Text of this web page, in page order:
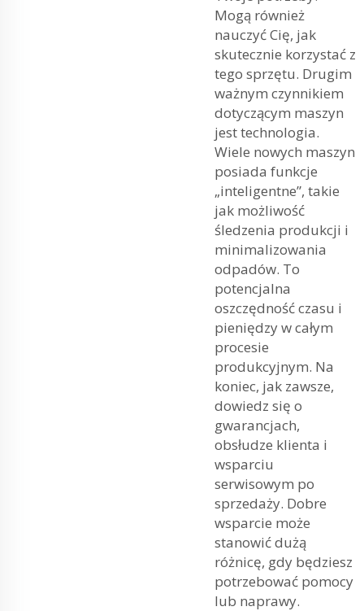
Mogą również
nauczyć Cię, jak
skutecznie korzystać z
tego sprzętu. Drugim
ważnym czynnikiem
dotyczącym maszyn
jest technologia.
Wiele nowych maszyn
posiada funkcje
„inteligentne”, takie
jak możliwość
śledzenia produkcji i
minimalizowania
odpadów. To
potencjalna
oszczędność czasu i
pieniędzy w całym
procesie
produkcyjnym. Na
koniec, jak zawsze,
dowiedz się o
gwarancjach,
obsłudze klienta i
wsparciu
serwisowym po
sprzedaży. Dobre
wsparcie może
stanowić dużą
różnicę, gdy będziesz
potrzebować pomocy
lub naprawy.